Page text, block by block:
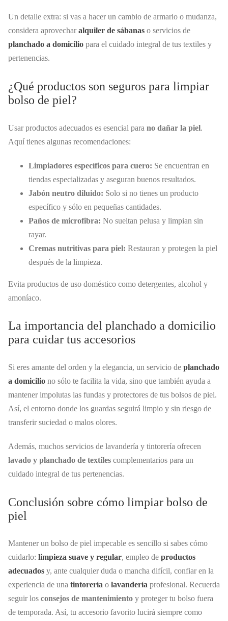
Un detalle extra: si vas a hacer un cambio de armario o mudanza,
considera aprovecharalquiler de sábanas o servicios de
planchado a domicilio para el cuidado integral de tus textiles y
pertenencias.
¿Qué productos son seguros para limpiar
bolso de piel?
Usar productos adecuados es esencial para no dañar la piel.
Aquí tienes algunas recomendaciones:
Limpiadores específicos para cuero: Se encuentran en
tiendas especializadas y aseguran buenos resultados.
Jabón neutro diluido: Solo si no tienes un producto
específico y sólo en pequeñas cantidades.
Paños de microfibra: No sueltan pelusa y limpian sin
rayar.
Cremas nutritivas para piel: Restauran y protegen la piel
después de la limpieza.
Evita productos de uso doméstico como detergentes, alcohol y
amoníaco.
La importancia del planchado a domicilio
para cuidar tus accesorios
Si eres amante del orden y la elegancia, un servicio de planchado
a domicilio no sólo te facilita la vida, sino que también ayuda a
mantener impolutas las fundas y protectores de tus bolsos de piel.
Así, el entorno donde los guardas seguirá limpio y sin riesgo de
transferir suciedad o malos olores.
Además, muchos servicios de lavandería y tintorería ofrecen
lavado y planchado de textiles complementarios para un
cuidado integral de tus pertenencias.
Conclusión sobre cómo limpiar bolso de
piel
Mantener un bolso de piel impecable es sencillo si sabes cómo
cuidarlo: limpieza suave y regular, empleo de productos
adecuados y, ante cualquier duda o mancha difícil, confiar en la
experiencia de una tintorería o lavandería profesional. Recuerda
seguir los consejos de mantenimiento y proteger tu bolso fuera
de temporada. Así, tu accesorio favorito lucirá siempre como